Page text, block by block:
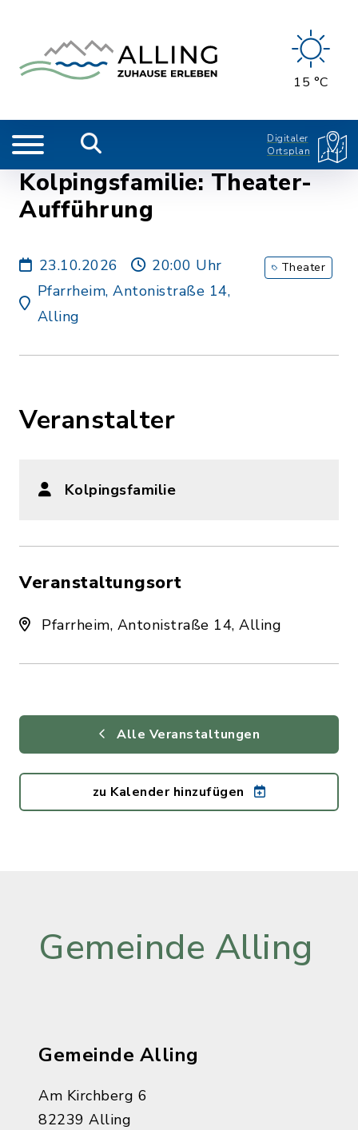
15 °C
Digitaler
Ortsplan
Kolpingsfamilie: Theater-
Aufführung
23.10.2026
20:00 Uhr
Pfarrheim, Antonistraße 14,
Alling
Theater
Veranstalter
Kolpingsfamilie
Veranstaltungsort
Pfarrheim, Antonistraße 14, Alling
Alle Veranstaltungen
zu Kalender hinzufügen
Gemeinde Alling
Gemeinde Alling
Am Kirchberg 6
82239 Alling